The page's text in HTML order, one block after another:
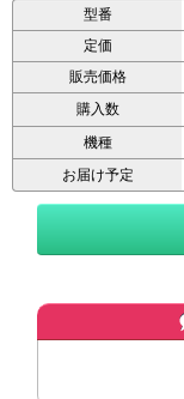
型番
定価
販売価格
購入数
機種
お届け予定